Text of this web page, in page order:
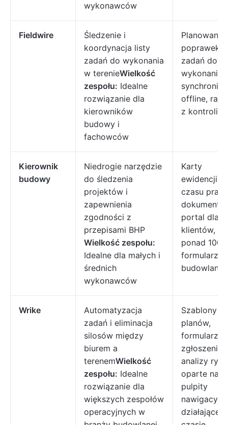
wykonawców
Fieldwire
Śledzenie i
koordynacja listy
zadań do wykonania
w terenieWielkość
zespołu: Idealne
rozwiązanie dla
kierowników
budowy i
fachowców
Planowanie
poprawek,
zadań do
wykonania,
offline,
z kontroli
Kierownik
budowy
Niedrogie narzędzie
do śledzenia
projektów i
zapewnienia
zgodności z
przepisami BHP
Wielkość zespołu:
Idealne dla małych i
średnich
wykonawców
Karty
ewidencji
czasu
portal dla
klientów,
ponad 100
formularzy
Wrike
Automatyzacja
zadań i eliminacja
silosów między
biurem a
terenemWielkość
zespołu: Idealne
rozwiązanie dla
większych zespołów
operacyjnych w
Szablony
planów,
formularze
analizy
oparte na
pulpity
działające